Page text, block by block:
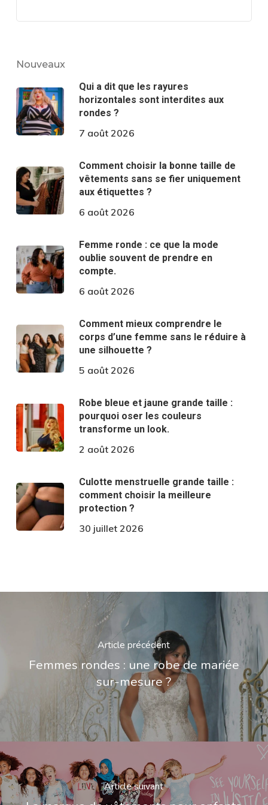
Nouveaux
Qui a dit que les rayures
horizontales sont interdites aux
rondes ?
7 août 2026
Comment choisir la bonne taille de
vêtements sans se fier uniquement
aux étiquettes ?
6 août 2026
Femme ronde : ce que la mode
oublie souvent de prendre en
compte.
6 août 2026
Comment mieux comprendre le
corps d’une femme sans le réduire à
une silhouette ?
5 août 2026
Robe bleue et jaune grande taille :
pourquoi oser les couleurs
transforme un look.
2 août 2026
Culotte menstruelle grande taille :
comment choisir la meilleure
protection ?
30 juillet 2026
Article précédent
Femmes rondes : une robe de mariée
sur-mesure ?
Article suivant